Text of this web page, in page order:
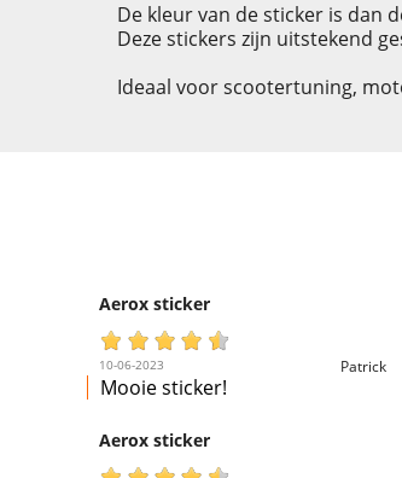
De kleur van de sticker is dan
Deze stickers zijn uitstekend
Ideaal voor scootertuning,
Aerox sticker
10-06-2023 Patrick
Mooie sticker!
Aerox sticker